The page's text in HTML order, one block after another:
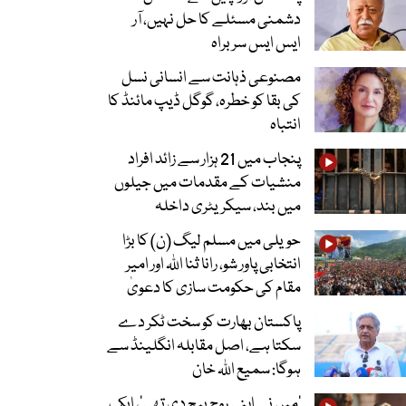
دشمنی مسئلے کا حل نہیں، آر
ایس ایس سربراہ
مصنوعی ذہانت سے انسانی نسل
کی بقا کو خطرہ، گوگل ڈیپ مائنڈ کا
انتباہ
پنجاب میں 21 ہزار سے زائد افراد
منشیات کے مقدمات میں جیلوں
میں بند، سیکریٹری داخلہ
حویلی میں مسلم لیگ (ن) کا بڑا
انتخابی پاور شو، رانا ثنا اللہ اور امیر
مقام کی حکومت سازی کا دعویٰ
پاکستان بھارت کو سخت ٹکر دے
سکتا ہے، اصل مقابلہ انگلینڈ سے
ہوگا: سمیع اللہ خان